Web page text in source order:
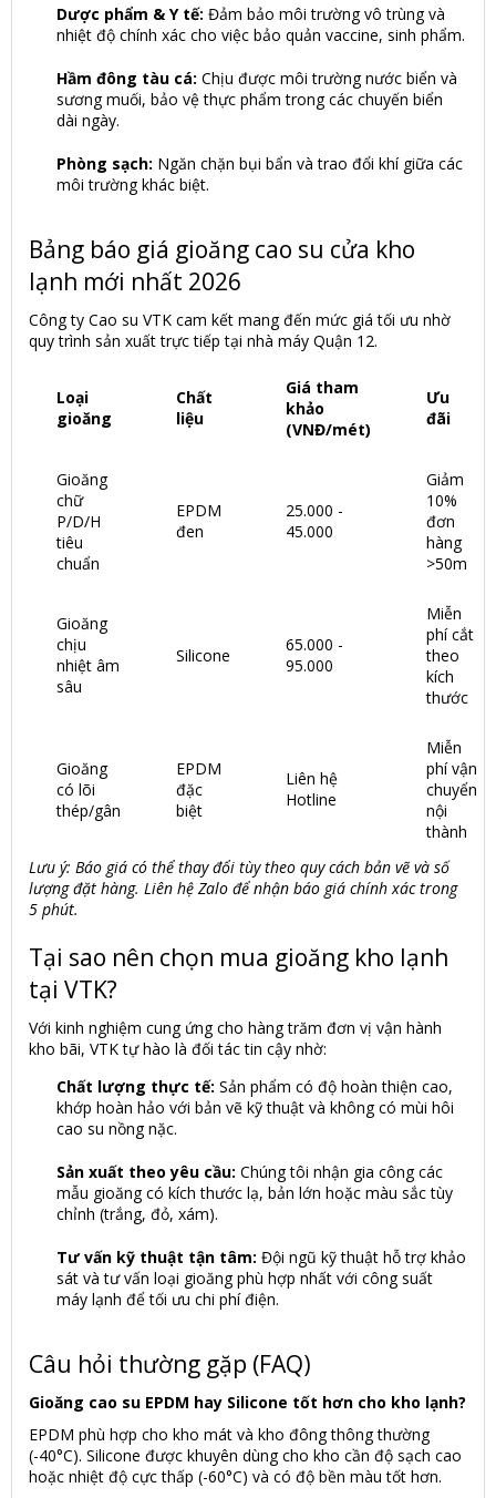
Dược phẩm & Y tế: Đảm bảo môi trường vô trùng và
nhiệt độ chính xác cho việc bảo quản vaccine, sinh phẩm.
Hầm đông tàu cá: Chịu được môi trường nước biển và
sương muối, bảo vệ thực phẩm trong các chuyến biển
dài ngày.
Phòng sạch: Ngăn chặn bụi bẩn và trao đổi khí giữa các
môi trường khác biệt.
Bảng báo giá gioăng cao su cửa kho
lạnh mới nhất 2026
Công ty Cao su VTK cam kết mang đến mức giá tối ưu nhờ
quy trình sản xuất trực tiếp tại nhà máy Quận 12.
Loại
gioăng
Chất
liệu
Giá tham
khảo
(VNĐ/mét)
Ưu
đãi
Gioăng
chữ
P/D/H
tiêu
chuẩn
EPDM
đen
25.000 -
45.000
Giảm
10%
đơn
hàng
>50m
Gioăng
chịu
nhiệt âm
sâu
Silicone
65.000 -
95.000
Miễn
phí cắt
theo
kích
thước
Gioăng
có lõi
thép/gân
EPDM
đặc
biệt
Liên hệ
Hotline
Miễn
phí vận
chuyển
nội
thành
Lưu ý: Báo giá có thể thay đổi tùy theo quy cách bản vẽ và số
lượng đặt hàng. Liên hệ Zalo để nhận báo giá chính xác trong
5 phút.
Tại sao nên chọn mua gioăng kho lạnh
tại VTK?
Với kinh nghiệm cung ứng cho hàng trăm đơn vị vận hành
kho bãi, VTK tự hào là đối tác tin cậy nhờ:
Chất lượng thực tế: Sản phẩm có độ hoàn thiện cao,
khớp hoàn hảo với bản vẽ kỹ thuật và không có mùi hôi
cao su nồng nặc.
Sản xuất theo yêu cầu: Chúng tôi nhận gia công các
mẫu gioăng có kích thước lạ, bản lớn hoặc màu sắc tùy
chỉnh (trắng, đỏ, xám).
Tư vấn kỹ thuật tận tâm: Đội ngũ kỹ thuật hỗ trợ khảo
sát và tư vấn loại gioăng phù hợp nhất với công suất
máy lạnh để tối ưu chi phí điện.
Câu hỏi thường gặp (FAQ)
Gioăng cao su EPDM hay Silicone tốt hơn cho kho lạnh?
EPDM phù hợp cho kho mát và kho đông thông thường
(-40°C). Silicone được khuyên dùng cho kho cần độ sạch cao
hoặc nhiệt độ cực thấp (-60°C) và có độ bền màu tốt hơn.